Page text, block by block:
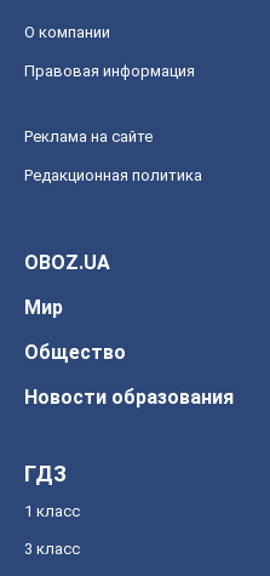
О компании
Правовая информация
Реклама на сайте
Редакционная политика
OBOZ.UA
Мир
Общество
Новости образования
ГДЗ
1 класс
3 класс